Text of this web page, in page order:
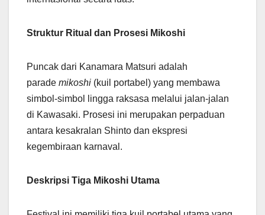
Struktur Ritual dan Prosesi Mikoshi
Puncak dari Kanamara Matsuri adalah
parade mikoshi (kuil portabel) yang membawa
simbol-simbol lingga raksasa melalui jalan-jalan
di Kawasaki. Prosesi ini merupakan perpaduan
antara kesakralan Shinto dan ekspresi
kegembiraan karnaval.
Deskripsi Tiga Mikoshi Utama